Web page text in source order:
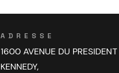
ADRESSE
1600 AVENUE DU PRESIDENT
KENNEDY,